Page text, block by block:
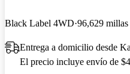
Black Label 4WD 96,629 millas
Entrega a domicilio desde
El precio incluye envío de